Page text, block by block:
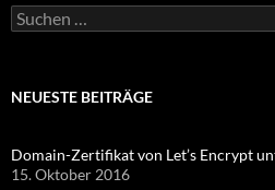
Suchen
nach:
NEUESTE BEITRÄGE
Domain-Zertifikat von Let’s Encrypt
15. Oktober 2016